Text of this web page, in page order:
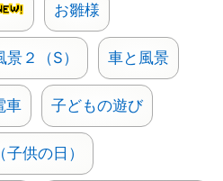
お雛様
２（S） 車と風景
車 子どもの遊び
供の日）